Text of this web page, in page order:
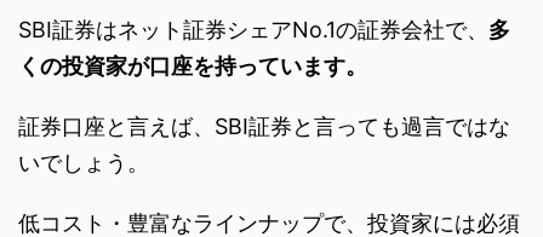
SBI証券はネット証券シェアNo.1の証券会社で、 多
くの投資家が口座を持っています。
証券口座と言えば、SBI証券と言っても過言ではな
いでしょう。
低コスト・豊富なラインナップで、投資家には必須